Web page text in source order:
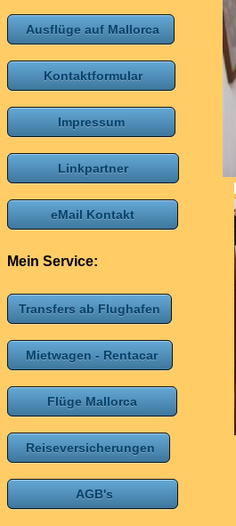
Ausflüge auf Mallorca
Kontaktformular
Impressum
Linkpartner
eMail Kontakt
Mein Service:
Transfers ab Flughafen
Mietwagen - Rentacar
Flüge Mallorca
Reiseversicherungen
AGB's